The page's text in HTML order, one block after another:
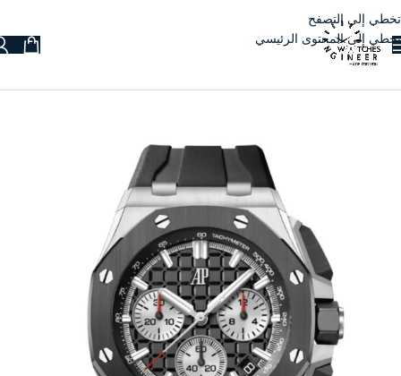
تخطي إلى التصفح
تخطي إلى المحتوى الرئيسي